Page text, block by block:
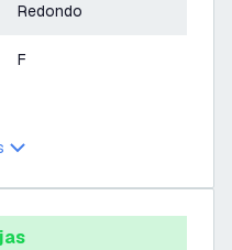
Redondo
F